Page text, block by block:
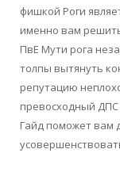
фишкой Роги
именно вам
ПвЕ Мути рога
толпы вытянуть
репутацию
превосходный
Гайд поможет вам